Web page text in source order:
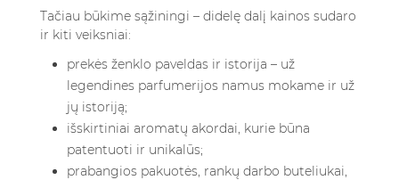
Tačiau būkime sąžiningi – didelę dalį kainos sudaro
ir kiti veiksniai:
prekės ženklo paveldas ir istorija – už
legendines parfumerijos namus mokame ir už
jų istoriją;
išskirtiniai aromatų akordai, kurie būna
patentuoti ir unikalūs;
prabangios pakuotės, rankų darbo buteliukai,